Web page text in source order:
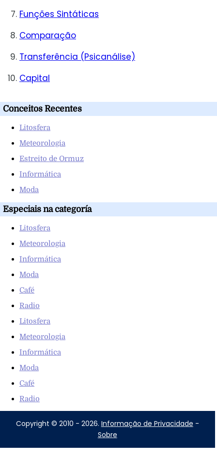
Funções Sintáticas
Comparação
Transferência (Psicanálise)
Capital
Conceitos Recentes
Litosfera
Meteorologia
Estreito de Ormuz
Informática
Moda
Especiais na categoría
Litosfera
Meteorologia
Informática
Moda
Café
Radio
Litosfera
Meteorologia
Informática
Moda
Café
Radio
Copyright © 2010 - 2026. Informação de Privacidade -
Sobre